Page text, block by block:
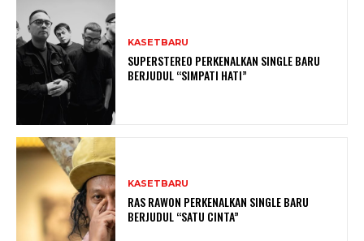
KASETBARU
SUPERSTEREO PERKENALKAN SINGLE BARU
BERJUDUL “SIMPATI HATI”
KASETBARU
RAS RAWON PERKENALKAN SINGLE BARU
BERJUDUL “SATU CINTA”